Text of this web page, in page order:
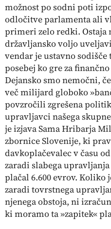
možnost po sodni poti
odločitve parlamenta ali
primeri zelo redki. Ostaja
državljansko voljo
vendar je ustavno
posebej ko gre za
Dejansko smo nemočni,
več milijard globoko
povzročili zgrešena
upravljavci našega
je izjava Sama Hribarja
zbornice Slovenije, ki
davkoplačevalec v času
zaradi slabega
plačal 6.600 evrov. Koliko
zaradi tovrstnega
njenega obstoja, ni
ki moramo ta »zapitek«